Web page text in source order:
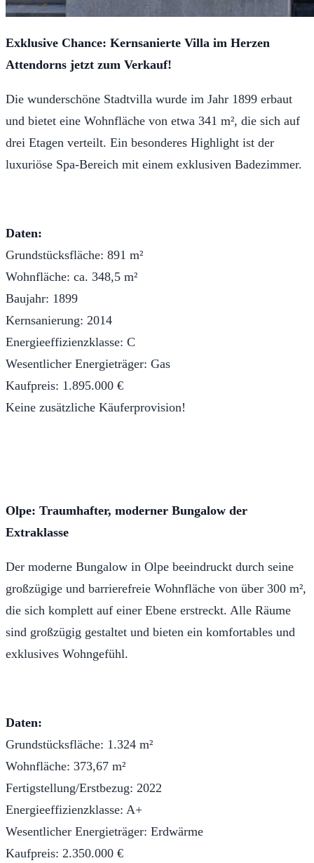
Exklusive Chance: Kernsanierte Villa im Herzen
Attendorns jetzt zum Verkauf!
Die wunderschöne Stadtvilla wurde im Jahr 1899 erbaut
und bietet eine Wohnfläche von etwa 341 m², die sich auf
drei Etagen verteilt. Ein besonderes Highlight ist der
luxuriöse Spa-Bereich mit einem exklusiven Badezimmer.
Daten:
Grundstücksfläche: 891 m²
Wohnfläche: ca. 348,5 m²
Baujahr: 1899
Kernsanierung: 2014
Energieeffizienzklasse: C
Wesentlicher Energieträger: Gas
Kaufpreis: 1.895.000 €
Keine zusätzliche Käuferprovision!
Olpe: Traumhafter, moderner Bungalow der
Extraklasse
Der moderne Bungalow in Olpe beeindruckt durch seine
großzügige und barrierefreie Wohnfläche von über 300 m²,
die sich komplett auf einer Ebene erstreckt. Alle Räume
sind großzügig gestaltet und bieten ein komfortables und
exklusives Wohngefühl.
Daten:
Grundstücksfläche: 1.324 m²
Wohnfläche: 373,67 m²
Fertigstellung/Erstbezug: 2022
Energieeffizienzklasse: A+
Wesentlicher Energieträger: Erdwärme
Kaufpreis: 2.350.000 €